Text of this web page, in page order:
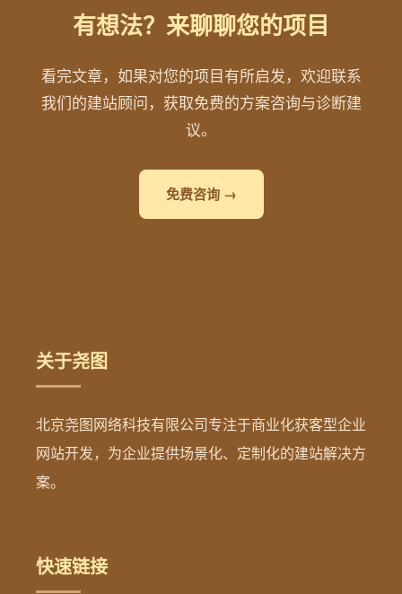
有想法？来聊聊您的项目
看完文章，如果对您的项目有所启发，欢迎联系
我们的建站顾问，获取免费的方案咨询与诊断建
议。
免费咨询 →
关于尧图
北京尧图网络科技有限公司专注于商业化获客型企业
网站开发，为企业提供场景化、定制化的建站解决方
案。
快速链接